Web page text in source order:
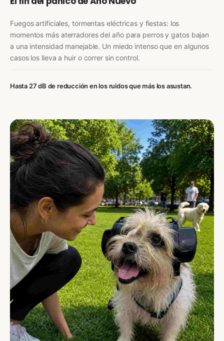
Fuegos artificiales, tormentas eléctricas y fiestas: los
momentos más aterradores del año para perros y gatos bajan
a una intensidad manejable. Un miedo intenso que en algunos
casos los lleva a huir o correr sin control.
Hasta 27 dB de reducción en los ruidos que más los asustan.